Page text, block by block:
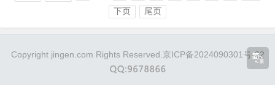
下页
尾页
Copyright jingen.com Rights Reserved. 京ICP备2024090301号-22